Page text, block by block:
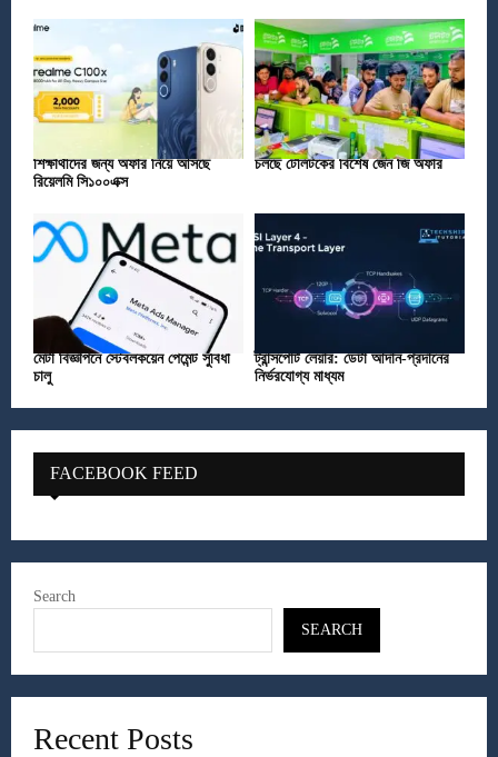
শিক্ষার্থীদের জন্য অফার নিয়ে আসছে
রিয়েলমি সি১০০এক্স
চলছে টেলিটকের বিশেষ জেন জি অফার
মেটা বিজ্ঞাপনে স্টেবলকয়েন পেমেন্ট সুবিধা
চালু
ট্রান্সপোর্ট লেয়ার: ডেটা আদান-প্রদানের
নির্ভরযোগ্য মাধ্যম
FACEBOOK FEED
Search
SEARCH
Recent Posts